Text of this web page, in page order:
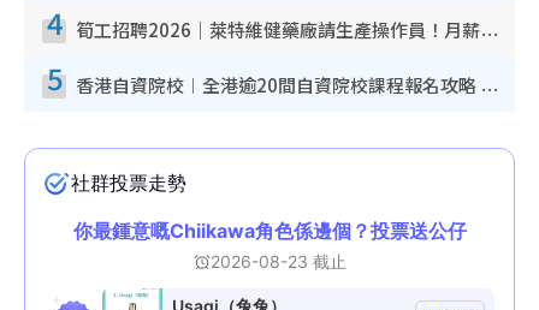
4 筍工招聘2026｜萊特維健藥廠請生產操作員！月薪高達$1.7萬 冷氣廠房/五天工作/保證雙糧
5 香港自資院校︱全港逾20間自資院校課程報名攻略 留位費可退/申請日期/報名連結